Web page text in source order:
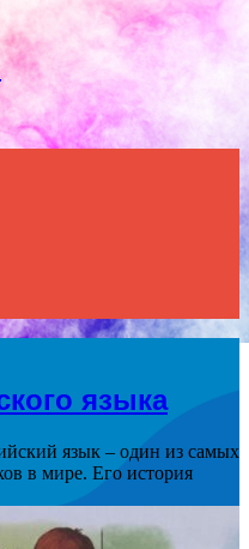
языка
язык – один из самых
в мире. Его история